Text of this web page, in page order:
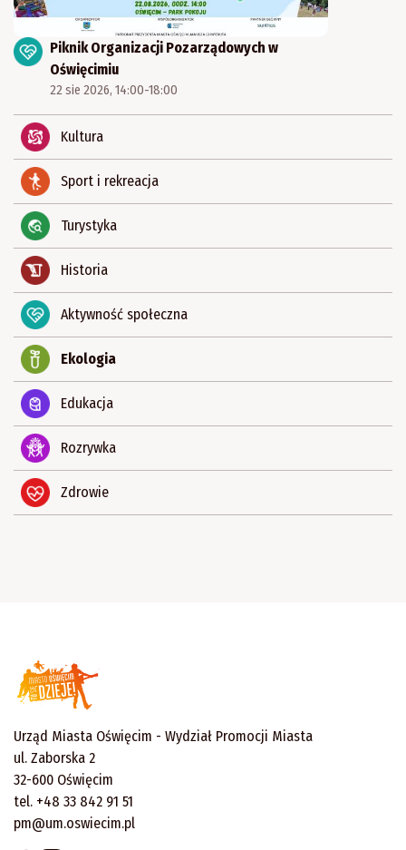
Piknik Organizacji Pozarządowych w
Oświęcimiu
22 sie 2026, 14:00-18:00
Kultura
Sport i rekreacja
Turystyka
Historia
Aktywność społeczna
Ekologia
Edukacja
Rozrywka
Zdrowie
Urząd Miasta Oświęcim - Wydział Promocji Miasta
ul. Zaborska 2
32-600 Oświęcim
tel. +48 33 842 91 51
pm@um.oswiecim.pl